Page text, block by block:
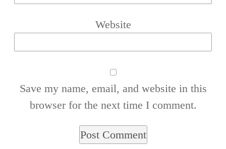
Website
Save my name, email, and website in this
browser for the next time I comment.